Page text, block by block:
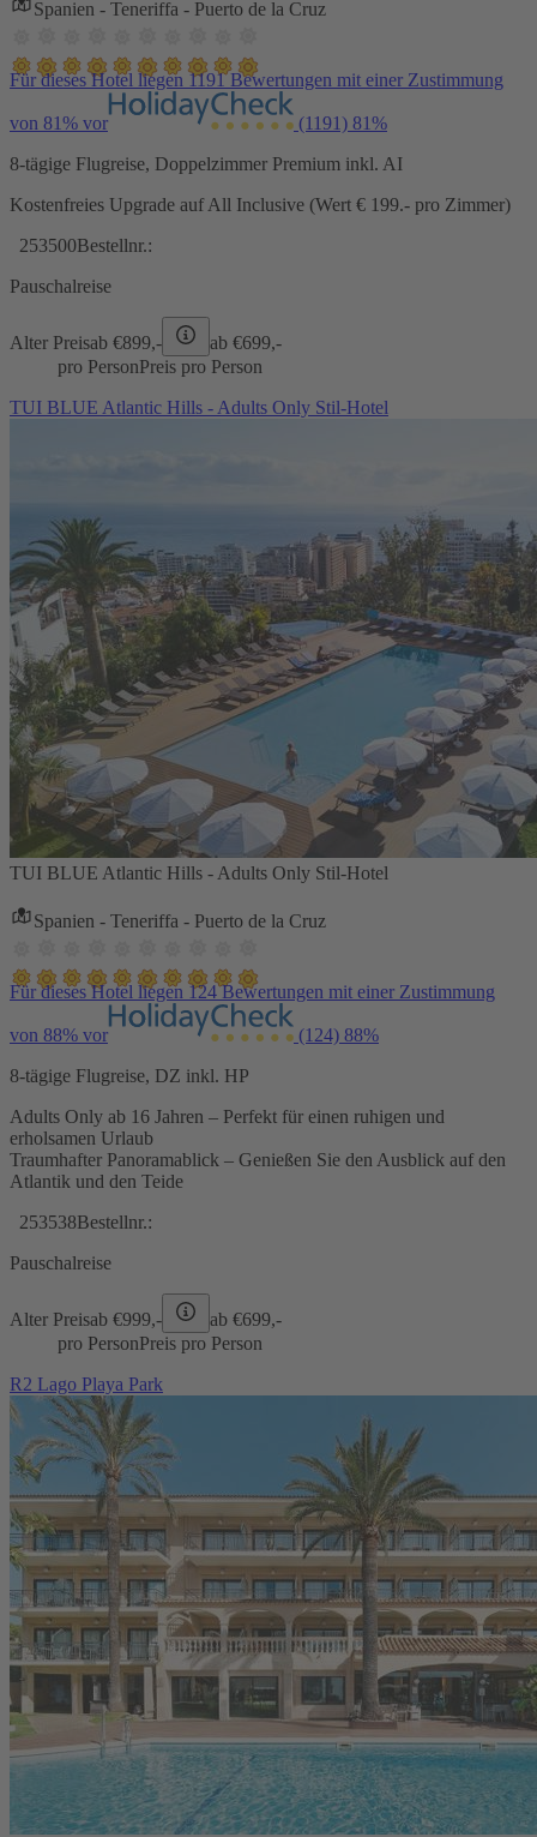
Spanien - Teneriffa - Puerto de la Cruz
Für dieses Hotel liegen 1191 Bewertungen mit einer Zustimmung
von 81% vor (1191) 81%
8-tägige Flugreise, Doppelzimmer Premium inkl. AI
Kostenfreies Upgrade auf All Inclusive (Wert € 199.- pro Zimmer)
253500Bestellnr.:
Pauschalreise
Alter Preisab €899,- ab €699,-
pro PersonPreis pro Person
TUI BLUE Atlantic Hills - Adults Only Stil-Hotel
TUI BLUE Atlantic Hills - Adults Only Stil-Hotel
Spanien - Teneriffa - Puerto de la Cruz
Für dieses Hotel liegen 124 Bewertungen mit einer Zustimmung
von 88% vor (124) 88%
8-tägige Flugreise, DZ inkl. HP
Adults Only ab 16 Jahren – Perfekt für einen ruhigen und
erholsamen Urlaub
Traumhafter Panoramablick – Genießen Sie den Ausblick auf den
Atlantik und den Teide
253538Bestellnr.:
Pauschalreise
Alter Preisab €999,- ab €699,-
pro PersonPreis pro Person
R2 Lago Playa Park